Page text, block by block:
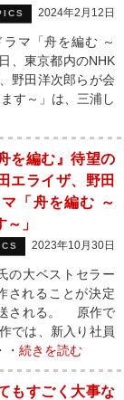
2024年2月12日
マ「舟を編む ～
、東京都内のNHK
野田洋次郎らが会
す～」は、三浦し
を編む』待望の
ライザ、野田
「舟を編む ～
」
2023年10月30日
の大ベストセラー
されることが決定
送される。 原作で
では、新入り社員
続きを読む
もすごく大事な